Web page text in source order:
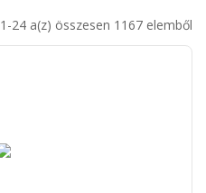
1-24 a(z) összesen 1167 elemből